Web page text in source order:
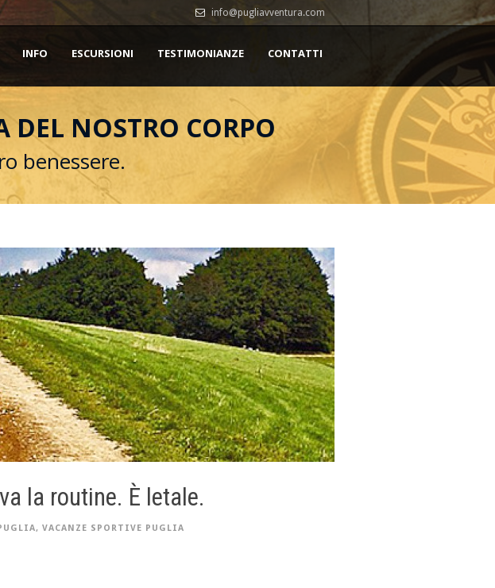
info@pugliavventura.com
INFO ESCURSIONI TESTIMONIANZE CONTATTI
DEL NOSTRO CORPO
benessere.
la routine. È letale.
, VACANZE SPORTIVE PUGLIA